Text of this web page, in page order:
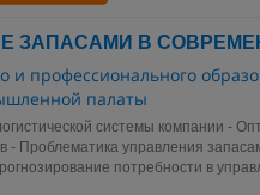
ЗАПАСАМИ В
и профессионального
палаты
системы компании -
- Проблематика управления
потребности в